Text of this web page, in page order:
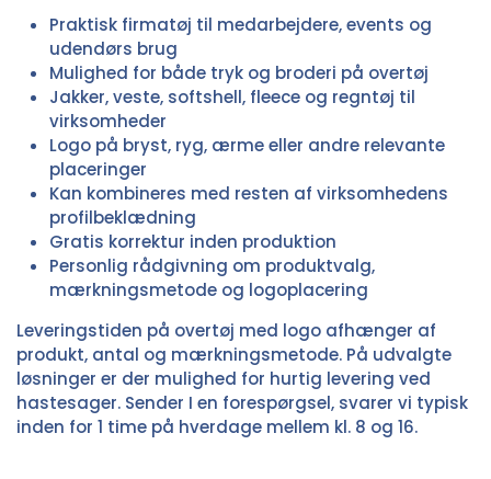
Praktisk firmatøj til medarbejdere, events og
udendørs brug
Mulighed for både tryk og broderi på overtøj
Jakker, veste, softshell, fleece og regntøj til
virksomheder
Logo på bryst, ryg, ærme eller andre relevante
placeringer
Kan kombineres med resten af virksomhedens
profilbeklædning
Gratis korrektur inden produktion
Personlig rådgivning om produktvalg,
mærkningsmetode og logoplacering
Leveringstiden på overtøj med logo afhænger af
produkt, antal og mærkningsmetode. På udvalgte
løsninger er der mulighed for hurtig levering ved
hastesager. Sender I en forespørgsel, svarer vi typisk
inden for 1 time på hverdage mellem kl. 8 og 16.